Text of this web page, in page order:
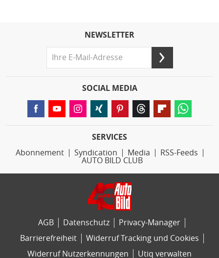
NEWSLETTER
SOCIAL MEDIA
SERVICES
Abonnement
Syndication Media
RSS-Feeds
AUTO BILD CLUB
AGB Datenschutz
Privacy-Manager
Barrierefreiheit
Widerruf Tracking und Cookies
Widerruf Nutzerkennungen
Utiq verwalten